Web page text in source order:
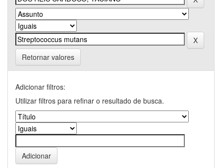
Retornar valores
Adicionar filtros:
Utilizar filtros para refinar o resultado de busca.